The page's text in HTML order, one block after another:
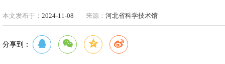
本文发布于： 2024-11-08 来源： 河北省科学技术馆
分享到：